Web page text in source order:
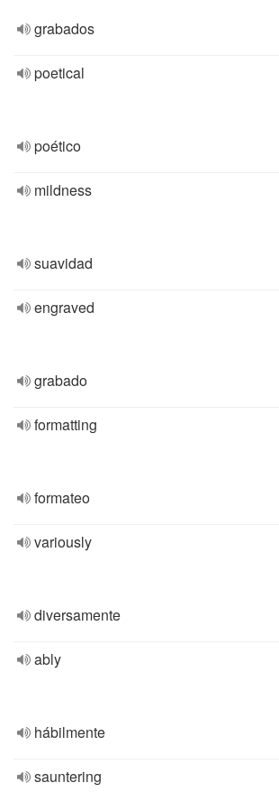
grabados
poetical
poético
mildness
suavidad
engraved
grabado
formatting
formateo
variously
diversamente
ably
hábilmente
sauntering